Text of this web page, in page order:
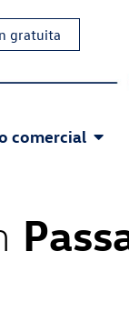
gratuita
comercial